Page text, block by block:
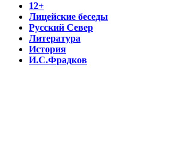
12+
Лицейские беседы
Русский Север
Литература
История
И.С.Фрадков